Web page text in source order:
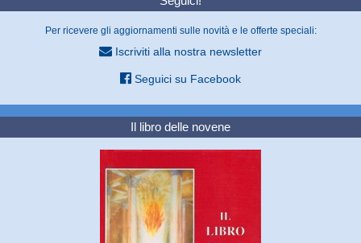
Per ricevere gli aggiornamenti sulle novità e le offerte speciali:
Iscriviti alla nostra newsletter
Seguici su Facebook
Il libro delle novene